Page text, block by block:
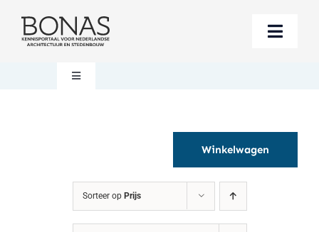
naar
Toggle
Berichten
Steun BONAS
Toggle
Winkelwagen
Sorteer op Prijs